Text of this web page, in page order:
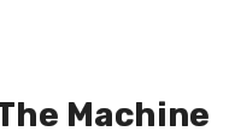
Machine